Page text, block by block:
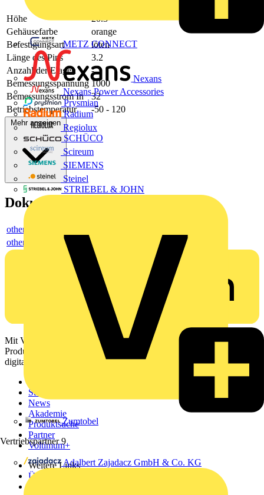
METZ CONNECT
Nexans
Nexans Power Accessories
Prysmian
Radium
Regiolux
SCHÜCO
Scireum
SIEMENS
Steinel
STRIEBEL & JOHN
Zumtobel
Vertriebspartner 9
Adalbert Zajadacz GmbH & Co. KG
Höhe
20.3
Gehäusefarbe
orange
Befestigungsart
löten
Länge des Pins
3.2
Anzahl der Etagen
-
Bemessungsspannung 1000
Bemessungsstrom In
32
Betriebstemperatur
-50 - 120
Mehr anzeigen
Dokumente
others
others
Mit Voltimum erhalten Elektrofachkräfte Zugang zu Branchennews,
Produktinformationen, Schulungen und Tools – alles auf einer
digitalen Plattform und Community.
Startseite
News
Akademie
Produktsuche
Partner
Voltimum+
Weitere Links
Über uns